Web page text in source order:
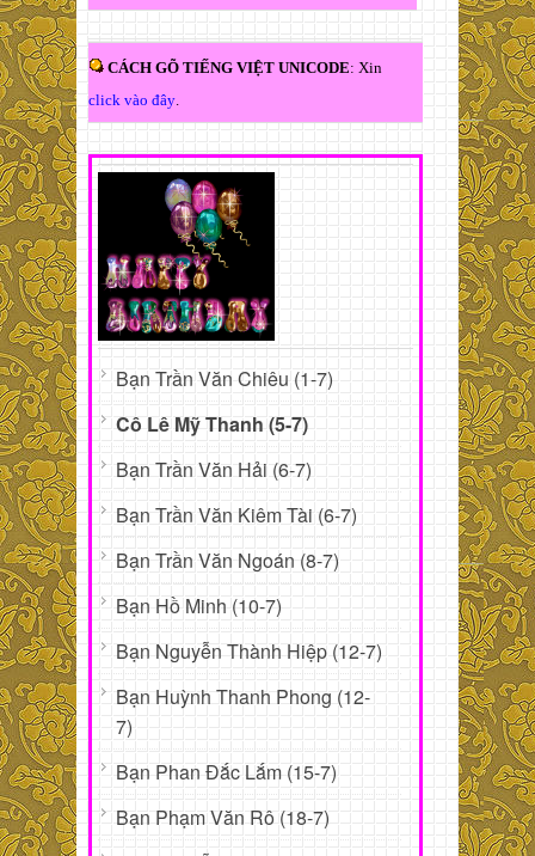
CÁCH GÕ TIẾNG VIỆT UNICODE: Xin
click vào đây.
Bạn Trần Văn Chiêu (1-7)
Cô Lê Mỹ Thanh (5-7)
Bạn Trần Văn Hải (6-7)
Bạn Trần Văn Kiêm Tài (6-7)
Bạn Trần Văn Ngoán (8-7)
Bạn Hồ Minh (10-7)
Bạn Nguyễn Thành Hiệp (12-7)
Bạn Huỳnh Thanh Phong (12-
7)
Bạn Phan Đắc Lắm (15-7)
Bạn Phạm Văn Rô (18-7)